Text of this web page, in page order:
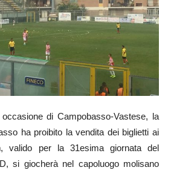
di Campobasso-Vastese, la
ha proibito la vendita dei biglietti ai
valido per la 31esima giornata del
si giocherà nel capoluogo molisano